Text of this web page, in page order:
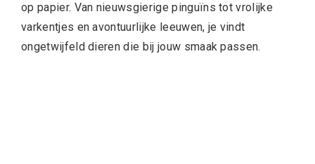
op papier. Van nieuwsgierige pinguïns tot vrolijke
varkentjes en avontuurlijke leeuwen, je vindt
ongetwijfeld dieren die bij jouw smaak passen.